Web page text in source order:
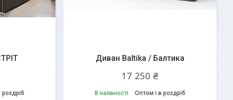
Диван Baltika / Балтика
17 250 ₴
В наявності Оптом і в роздріб